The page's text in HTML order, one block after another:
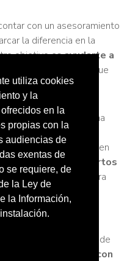
con un asesoramiento
la diferencia en la
objetivo esayudarte a
que
a garantizar una
Nuestro equipo
claridad y tranquilidad en
abogados expertos
están preparados para
sobre las mejores
materia de Impuesto de
dudes en contactar con
utiliza cookies
y la
en la
propias con la
audiencias de
exentas de
se requiere, de
la Ley de
la Información,